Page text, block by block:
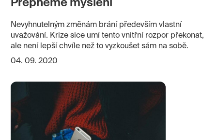
Přepněme myšlení
Nevyhnutelným změnám brání především vlastní
uvažování. Krize sice umí tento vnitřní rozpor překonat,
ale není lepší chvíle než to vyzkoušet sám na sobě.
04. 09. 2020